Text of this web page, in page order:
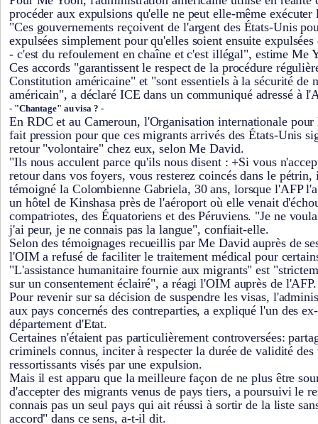
procéder aux expulsions qu'elle ne peut elle-même exécuter
"Ces gouvernements reçoivent de l'argent des États-Unis
expulsées simplement pour qu'elles soient ensuite
- c'est du refoulement en chaîne et c'est illégal", estime Me
Ces accords "garantissent le respect de la procédure
Constitution américaine" et "sont essentiels à la sécurité de
américain", a déclaré ICE dans un communiqué adressé à
- "Chantage" au visa ? -
En RDC et au Cameroun, l'Organisation internationale
fait pression pour que ces migrants arrivés des États-Unis
retour "volontaire" chez eux, selon Me David.
"Ils nous acculent parce qu'ils nous disent : +Si vous
retour dans vos foyers, vous resterez coincés dans le
témoigné la Colombienne Gabriela, 30 ans, lorsque l'AFP
un hôtel de Kinshasa près de l'aéroport où elle venait
compatriotes, des Équatoriens et des Péruviens. "Je ne
j'ai peur, je ne connais pas la langue", confiait-elle.
Selon des témoignages recueillis par Me David auprès de
l'OIM a refusé de faciliter le traitement médical pour
"L'assistance humanitaire fournie aux migrants" est
sur un consentement éclairé", a réagi l'OIM auprès de l'AFP.
Pour revenir sur sa décision de suspendre les visas,
aux pays concernés des contreparties, a expliqué l'un des
département d'Etat.
Certaines n'étaient pas particulièrement controversées:
criminels connus, inciter à respecter la durée de validité
ressortissants visés par une expulsion.
Mais il est apparu que la meilleure façon de ne plus être
d'accepter des migrants venus de pays tiers, a poursuivi le
connais pas un seul pays qui ait réussi à sortir de la liste
accord" dans ce sens, a-t-il dit.